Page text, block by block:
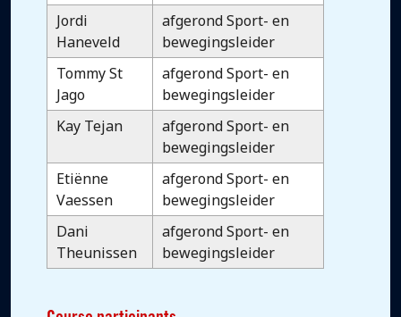
Jordi
Haneveld
afgerond Sport- en
bewegingsleider
Tommy St
Jago
afgerond Sport- en
bewegingsleider
Kay Tejan
afgerond Sport- en
bewegingsleider
Etiënne
Vaessen
afgerond Sport- en
bewegingsleider
Dani
Theunissen
afgerond Sport- en
bewegingsleider